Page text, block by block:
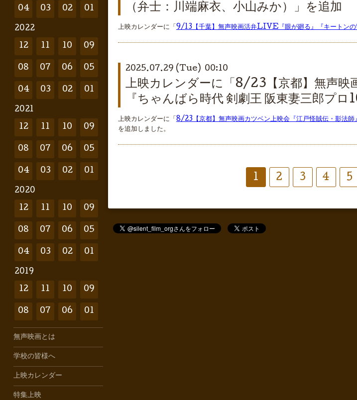
（弁士：川端麻衣、小山みか）」を追加
上映カレンダーに「 9/13【千葉】無声映画活弁LIVE『眼が廻る』『キートンの
2025.07.29 (Tue) 00:10
上映カレンダーに「8/23【京都】無声映
『ちゃんばら時代 剣劇王 阪東妻三郎プ
上映カレンダーに「 8/23【京都】無声映画カツベン上映会『江戸怪賊伝・影法師
を追加しました。
1 2 3 4 5
04 03 02 01
2022
12 11 10 09
08 07 06 05
04 03 02 01
2021
12 11 10 09
08 07 06 05
04 03 02 01
2020
12 11 10 09
08 07 06 05
04 03 02 01
2019
12 11 10 09
08 07 06 01
無声映画とは
学校の皆様へ
上映カレンダー
特集上映